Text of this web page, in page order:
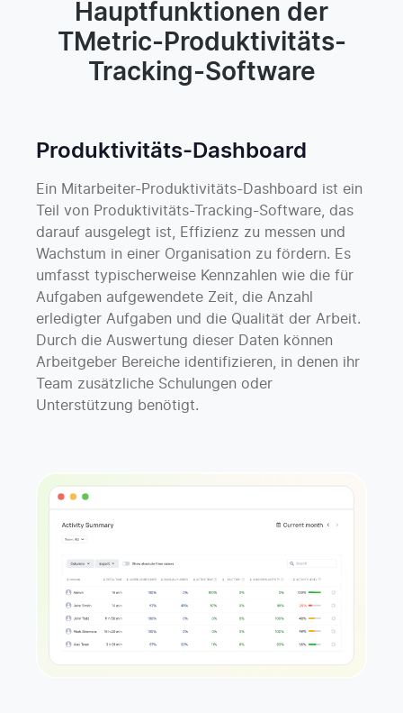
Hauptfunktionen der
TMetric-Produktivitäts-
Tracking-Software
Produktivitäts-Dashboard
Ein Mitarbeiter-Produktivitäts-Dashboard ist ein
Teil von Produktivitäts-Tracking-Software, das
darauf ausgelegt ist, Effizienz zu messen und
Wachstum in einer Organisation zu fördern. Es
umfasst typischerweise Kennzahlen wie die für
Aufgaben aufgewendete Zeit, die Anzahl
erledigter Aufgaben und die Qualität der Arbeit.
Durch die Auswertung dieser Daten können
Arbeitgeber Bereiche identifizieren, in denen ihr
Team zusätzliche Schulungen oder
Unterstützung benötigt.